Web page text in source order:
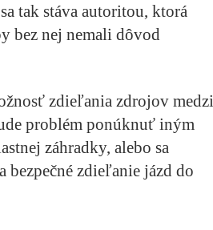
tak stáva autoritou, ktorá
bez nej nemali dôvod
zdieľania zdrojov medzi
problém ponúknuť iným
záhradky, alebo sa
zdieľanie jázd do